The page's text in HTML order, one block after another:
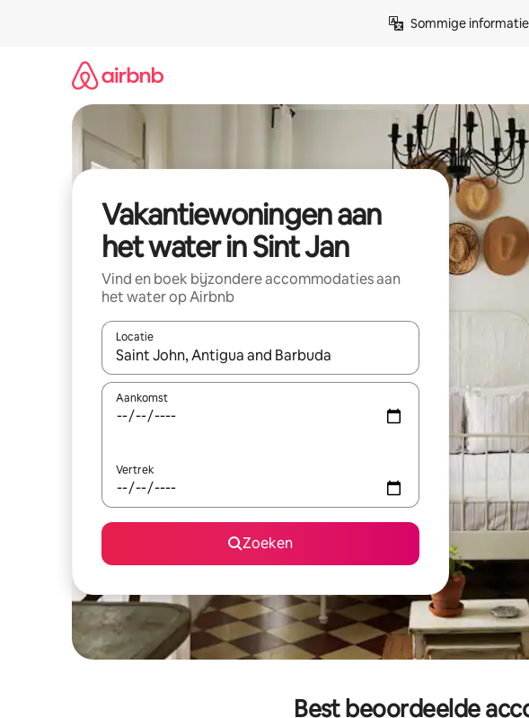
Sommige
Vakantiewoningen aan
het water in Sint Jan
Vind en boek bijzondere accommodaties aan
het water op Airbnb
Locatie
Wanneer er suggesties beschikbaar zijn, maak je een keuze met je
Aankomst
Vertrek
Zoeken
Best beoordeelde